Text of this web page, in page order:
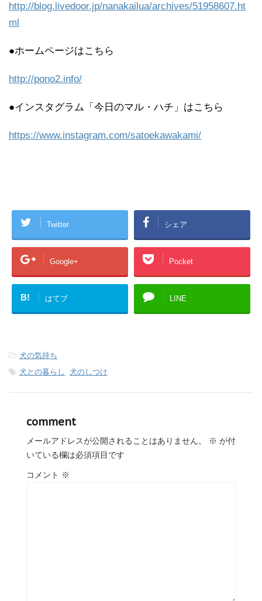
http://blog.livedoor.jp/nanakailua/archives/51958607.ht
ml
●ホームページはこちら
http://pono2.info/
●インスタグラム「今日のマル・ハチ」はこちら
https://www.instagram.com/satoekawakami/
Twitter シェア
Google+ Pocket
B! はてブ LINE
-犬の気持ち
-犬との暮らし , 犬のしつけ
comment
メールアドレスが公開されることはありません。 ※ が付
いている欄は必須項目です
コメント ※